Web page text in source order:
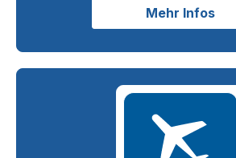
Mehr Infos